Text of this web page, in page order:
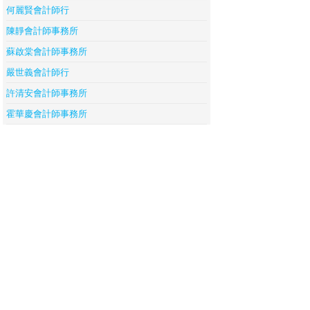
何麗賢會計師行
陳靜會計師事務所
蘇啟棠會計師事務所
嚴世義會計師行
許清安會計師事務所
霍華慶會計師事務所